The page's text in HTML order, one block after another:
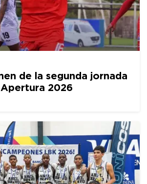
de la segunda jornada
2026